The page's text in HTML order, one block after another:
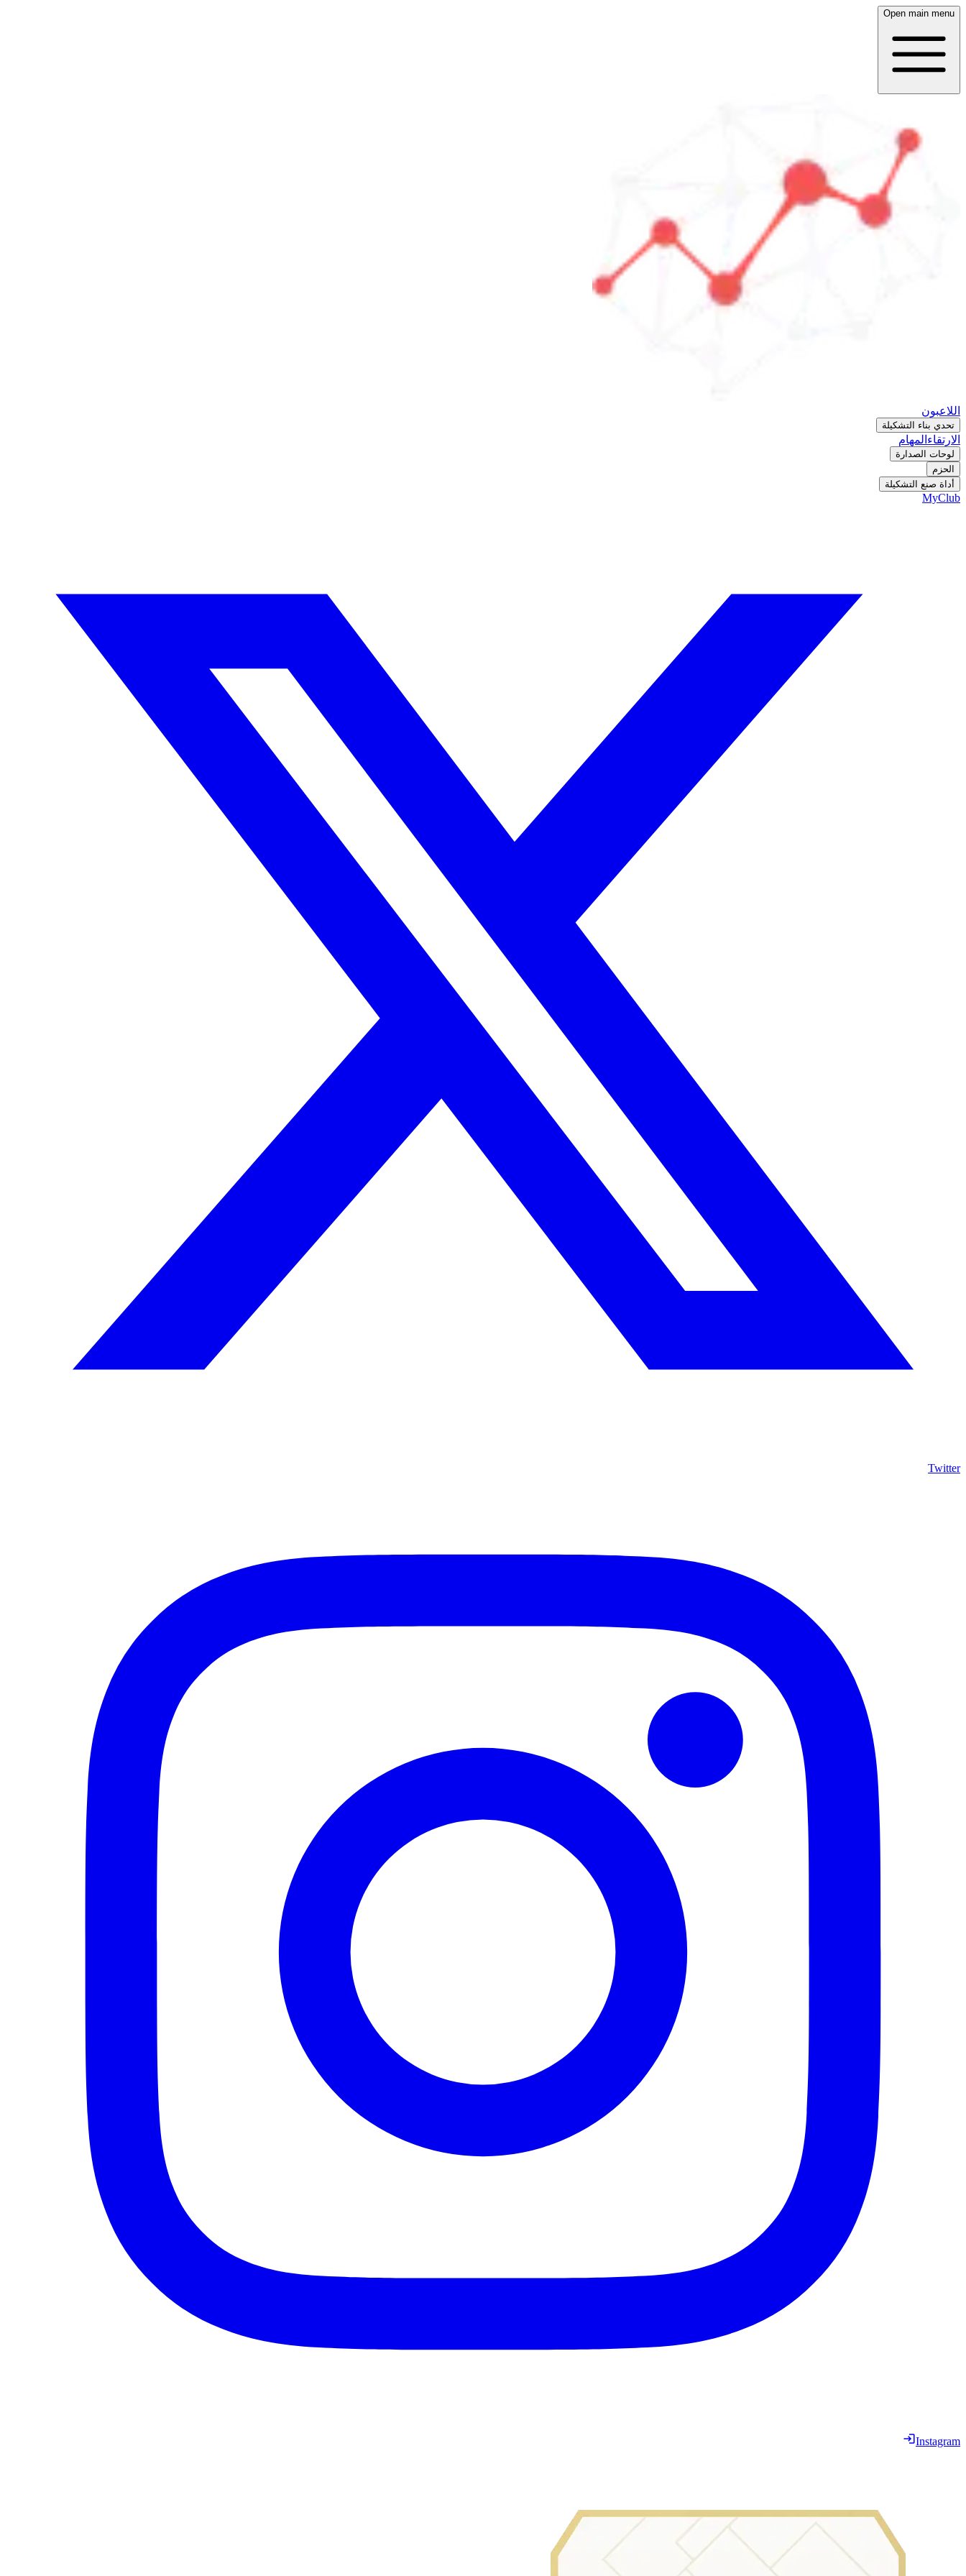
Open main menu
اللاعبون
تحدي بناء التشكيلة
الارتقاء المهام
لوحات الصدارة
الحزم
أداة صنع التشكيلة
MyClub
Twitter
Instagram